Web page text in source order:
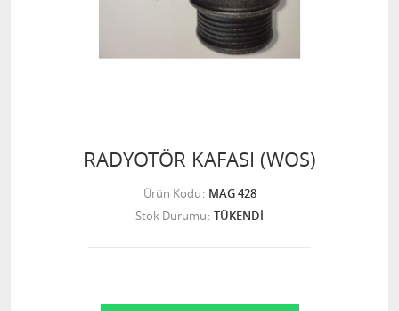
RADYOTÖR KAFASI (WOS)
Ürün Kodu MAG 428
Stok Durumu TÜKENDİ